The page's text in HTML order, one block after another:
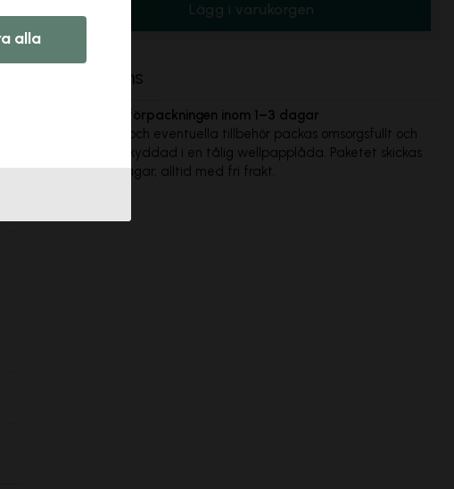
Lägg i varukorgen
Leverans
Vi skickar förpackningen inom 1–3 dagar
Din poster och eventuella tillbehör packas omsorgsfullt och
levereras skyddad i en tålig wellpapplåda. Paketet skickas
inom 1-3 dagar, alltid med fri frakt.
alla